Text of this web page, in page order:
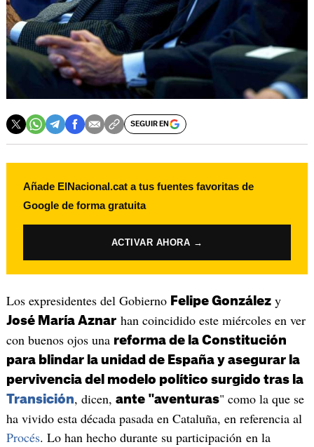
SEGUIR EN
Añade ElNacional.cat a tus fuentes favoritas de
Google de forma gratuita
ACTIVAR AHORA →
Los expresidentes del Gobierno Felipe Gonzálezy
José María Aznarhan coincidido este miércoles en ver
con buenos ojos una reforma de la Constitución
para blindar la unidad de España y asegurar la
pervivencia del modelo político surgido tras la
Transición, dicen, ante "aventuras" como la que se
ha vivido esta década pasada en Cataluña, en referencia al
Procés. Lo han hecho durante su participación en la